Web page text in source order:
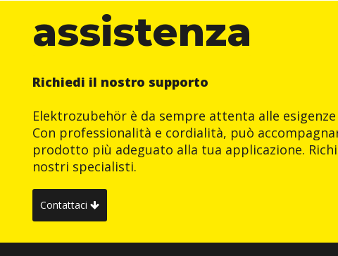
assistenza
Richiedi il nostro supporto
Elektrozubehör è da sempre attenta alle
Con professionalità e cordialità, può
prodotto più adeguato alla tua applicazione.
nostri specialisti.
Contattaci